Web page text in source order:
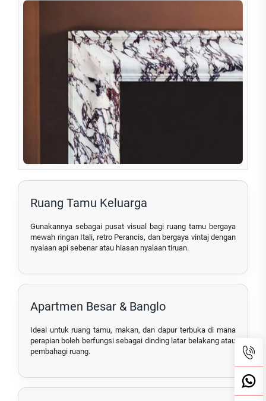
Ruang Tamu Keluarga
Gunakannya sebagai pusat visual bagi ruang tamu bergaya
mewah ringan Itali, retro Perancis, dan bergaya vintaj dengan
nyalaan api sebenar atau hiasan nyalaan tiruan.
Apartmen Besar & Banglo
Ideal untuk ruang tamu, makan, dan dapur terbuka di mana
perapian boleh berfungsi sebagai dinding latar belakang atau
pembahagi ruang.